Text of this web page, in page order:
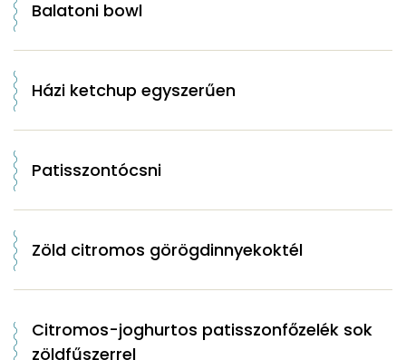
Balatoni bowl
Házi ketchup egyszerűen
Patisszontócsni
Zöld citromos görögdinnyekoktél
Citromos-joghurtos patisszonfőzelék sok
zöldfűszerrel